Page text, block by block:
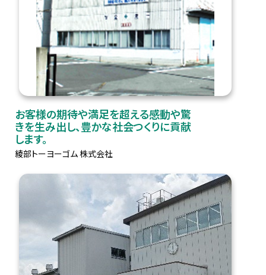
お客様の期待や満足を超える感動や驚
きを生み出し、豊かな社会つくりに貢献
します。
綾部トーヨーゴム 株式会社